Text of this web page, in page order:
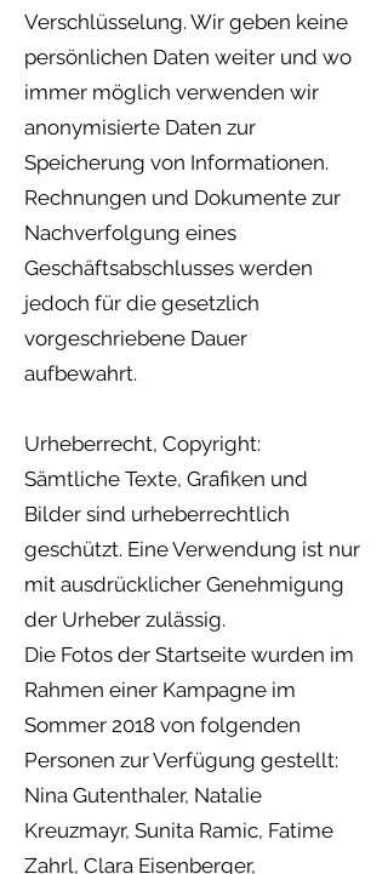
Verschlüsselung. Wir geben keine
persönlichen Daten weiter und wo
immer möglich verwenden wir
anonymisierte Daten zur
Speicherung von Informationen.
Rechnungen und Dokumente zur
Nachverfolgung eines
Geschäftsabschlusses werden
jedoch für die gesetzlich
vorgeschriebene Dauer
aufbewahrt.
Urheberrecht, Copyright:
Sämtliche Texte, Grafiken und
Bilder sind urheberrechtlich
geschützt. Eine Verwendung ist nur
mit ausdrücklicher Genehmigung
der Urheber zulässig.
Die Fotos der Startseite wurden im
Rahmen einer Kampagne im
Sommer 2018 von folgenden
Personen zur Verfügung gestellt:
Nina Gutenthaler, Natalie
Kreuzmayr, Sunita Ramic, Fatime
Zahrl, Clara Eisenberger,